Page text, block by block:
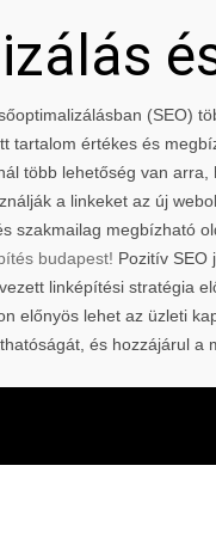
(SEO)
tartalom értékes és
több lehetőség van
a linkeket az új
szakmailag megbízható
budapest! Pozitív SEO
linképítési stratégia
előnyös lehet az üzleti
és hozzájárul a